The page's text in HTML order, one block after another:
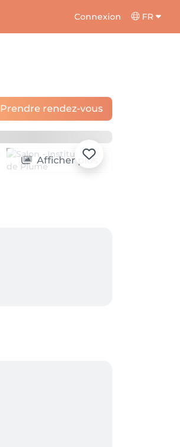
Connexion FR
Prendre rendez-vous
Afficher plus